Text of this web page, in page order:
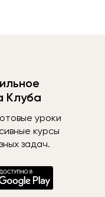
Клуба
уроки
курсы
задач.